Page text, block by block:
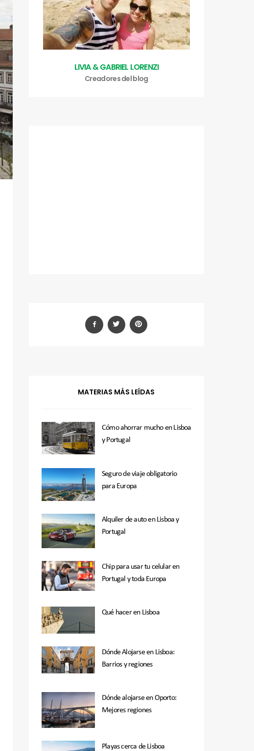
LIVIA & GABRIEL LORENZI
Creadores del blog
MATERIAS MÁS LEÍDAS
Cómo ahorrar mucho en Lisboa
y Portugal
Seguro de viaje obligatorio
para Europa
Alquiler de auto en Lisboa y
Portugal
Chip para usar tu celular en
Portugal y toda Europa
Qué hacer en Lisboa
Dónde Alojarse en Lisboa:
Barrios y regiones
Dónde alojarse en Oporto:
Mejores regiones
Playas cerca de Lisboa